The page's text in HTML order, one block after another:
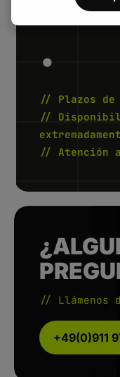
.
// Plazos de
//
// Atención
// Llámenos
+49(0)911